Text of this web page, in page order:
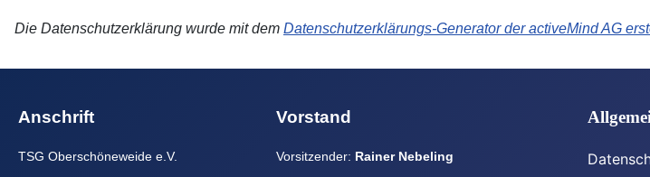
Die Datenschutzerklärung wurde mit dem Datenschutzerklärungs-Generator der activeMind AG
Anschrift
TSG Oberschöneweide e.V.
Vorstand
Vorsitzender: Rainer Nebeling